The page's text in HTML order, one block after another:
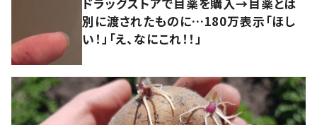
別に渡されたものに…180万表示「ほし
い！」「え、なにこれ！！」